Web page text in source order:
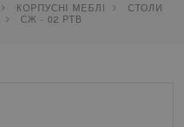
КОРПУСНІ МЕБЛІ
СТОЛИ
СЖ - 02 РТВ